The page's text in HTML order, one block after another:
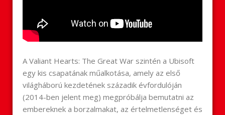
A Valiant Hearts: The Great War szintén a Ubisoft
egy kis csapatának műalkotása, amely az első
világháború kezdetének századik évfordulóján
(2014-ben jelent meg) megpróbálja bemutatni az
embereknek a borzalmakat, az értelmetlenséget és